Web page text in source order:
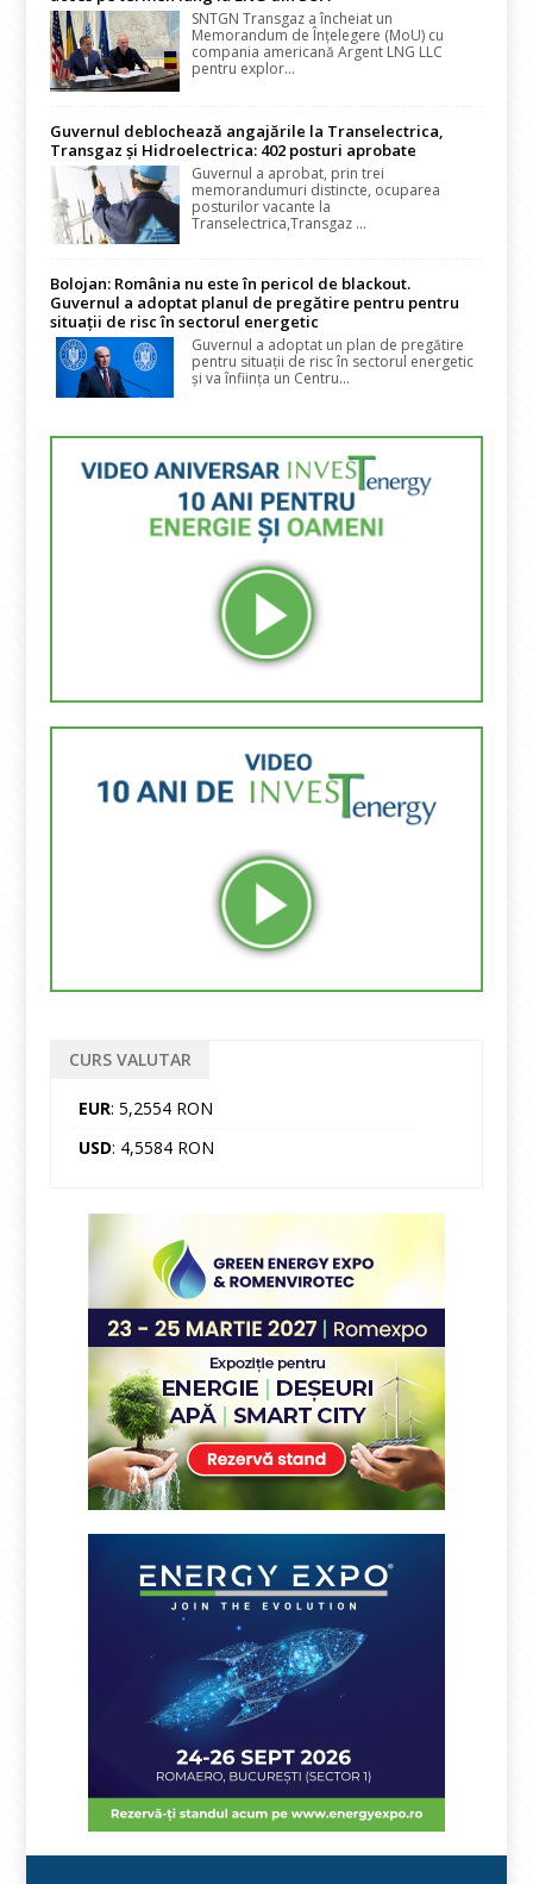
SNTGN Transgaz a încheiat un
Memorandum de Înțelegere (MoU) cu
compania americană Argent LNG LLC
pentru explor...
Guvernul deblochează angajările la Transelectrica,
Transgaz și Hidroelectrica: 402 posturi aprobate
Guvernul a aprobat, prin trei
memorandumuri distincte, ocuparea
posturilor vacante la
Transelectrica,Transgaz ...
Bolojan: România nu este în pericol de blackout.
Guvernul a adoptat planul de pregătire pentru pentru
situații de risc în sectorul energetic
Guvernul a adoptat un plan de pregătire
pentru situații de risc în sectorul energetic
și va înființa un Centru...
CURS VALUTAR
EUR: 5,2554 RON
USD: 4,5584 RON